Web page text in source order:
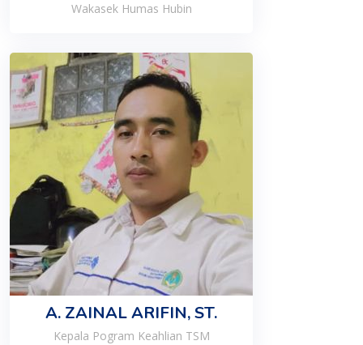
Wakasek Humas Hubin
A. ZAINAL ARIFIN, ST.
Kepala Pogram Keahlian TSM